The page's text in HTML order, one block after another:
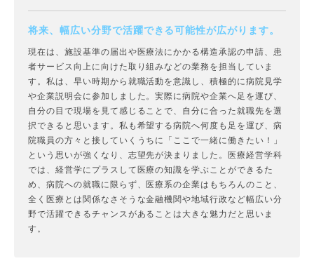
将来、幅広い分野で活躍できる可能性が広がります。
現在は、施設基準の届出や医療法にかかる構造承認の申請、患
者サービス向上に向けた取り組みなどの業務を担当していま
す。私は、早い時期から就職活動を意識し、積極的に病院見学
や企業説明会に参加しました。実際に病院や企業へ足を運び、
自分の目で現場を見て感じることで、自分に合った就職先を選
択できると思います。私も希望する病院へ何度も足を運び、病
院職員の方々と接していくうちに「ここで一緒に働きたい！」
という思いが強くなり、志望先が決まりました。医療経営学科
では、経営学にプラスして医療の知識を学ぶことができるた
め、病院への就職に限らず、医療系の企業はもちろんのこと、
全く医療とは関係なさそうな金融機関や地域行政など幅広い分
野で活躍できるチャンスがあることは大きな魅力だと思いま
す。